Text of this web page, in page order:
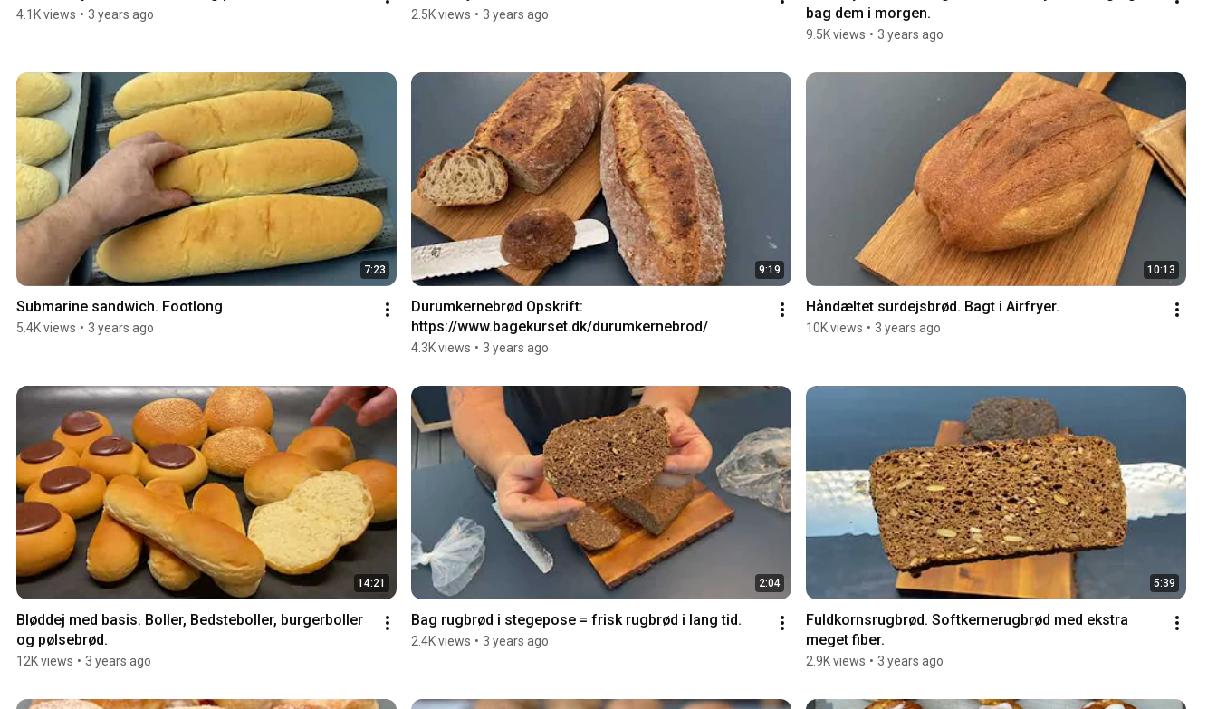
4.1K views • 3 years ago 2.5K views • 3 years ago
bag dem i morgen.
9.5K views • 3 years ago
7:23
Submarine sandwich. Footlong
5.4K views • 3 years ago
9:19
Durumkernebrød Opskrift:
https://www.bagekurset.dk/durumkernebrod/
4.3K views • 3 years ago
10:13
Håndæltet surdejsbrød. Bagt i Airfryer.
10K views • 3 years ago
14:21
Bløddej med basis. Boller, Bedsteboller, burgerboller
og pølsebrød.
12K views • 3 years ago
2:04
Bag rugbrød i stegepose = frisk rugbrød i lang tid.
2.4K views • 3 years ago
5:39
Fuldkornsrugbrød. Softkernerugbrød med ekstra
meget fiber.
2.9K views • 3 years ago